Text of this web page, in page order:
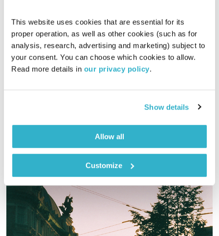
This website uses cookies that are essential for its
proper operation, as well as other cookies (such as for
analysis, research, advertising and marketing) subject to
your consent. You can choose which cookies to allow.
Read more details in our privacy policy.
Show details
Allow all
Customize
כל יום מחדש
אמיר פרי
29.12.19
00:58:32